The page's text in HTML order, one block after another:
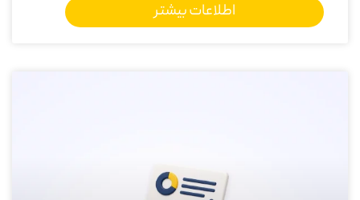
اطلاعات بیشتر